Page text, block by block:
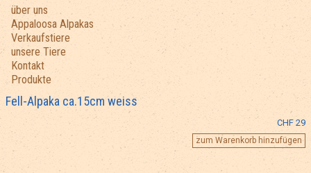
über uns
Appaloosa Alpakas
Verkaufstiere
unsere Tiere
Kontakt
Produkte
Fell-Alpaka ca.15cm weiss
CHF 29